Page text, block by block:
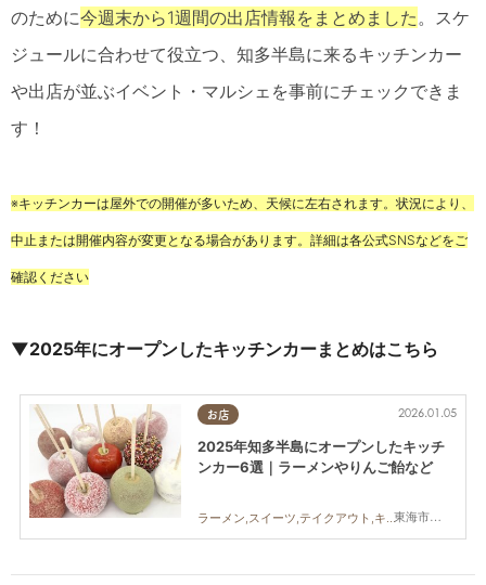
のために今週末から1週間の出店情報をまとめました。スケ
ジュールに合わせて役立つ、知多半島に来るキッチンカー
や出店が並ぶイベント・マルシェを事前にチェックできま
す！
※キッチンカーは屋外での開催が多いため、天候に左右されます。状況により、
中止または開催内容が変更となる場合があります。詳細は各公式SNSなどをご
確認ください
▼2025年にオープンしたキッチンカーまとめはこちら
お店
東海市,知多市,阿久比町,武豊町,美浜町,南知多町
2026.01.05
2025年知多半島にオープンしたキッチ
ンカー6選｜ラーメンやりんご飴など
ラーメン,スイーツ,テイクアウト,キッチンカー,開店,まちネタ,まとめ記事